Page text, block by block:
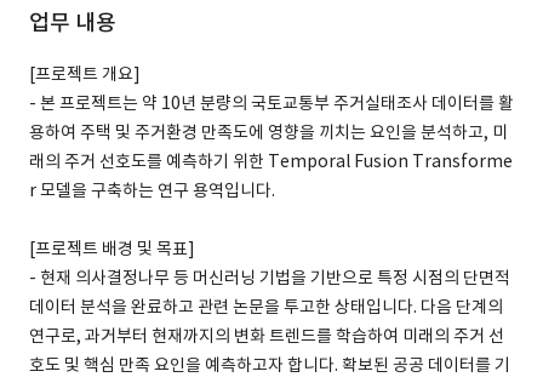
업무 내용
[프로젝트 개요]
- 본 프로젝트는 약 10년 분량의 국토교통부 주거실태조사 데이터를 활
용하여 주택 및 주거환경 만족도에 영향을 끼치는 요인을 분석하고, 미
래의 주거 선호도를 예측하기 위한 Temporal Fusion Transforme
r 모델을 구축하는 연구 용역입니다.
[프로젝트 배경 및 목표]
- 현재 의사결정나무 등 머신러닝 기법을 기반으로 특정 시점의 단면적
데이터 분석을 완료하고 관련 논문을 투고한 상태입니다. 다음 단계의
연구로, 과거부터 현재까지의 변화 트렌드를 학습하여 미래의 주거 선
호도 및 핵심 만족 요인을 예측하고자 합니다. 확보된 공공 데이터를 기